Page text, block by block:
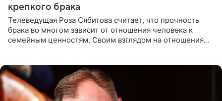
крепкого брака
Телеведущая Роза Сябитова считает, что прочность
брака во многом зависит от отношения человека к
семейным ценностям. Своим взглядом на отношения